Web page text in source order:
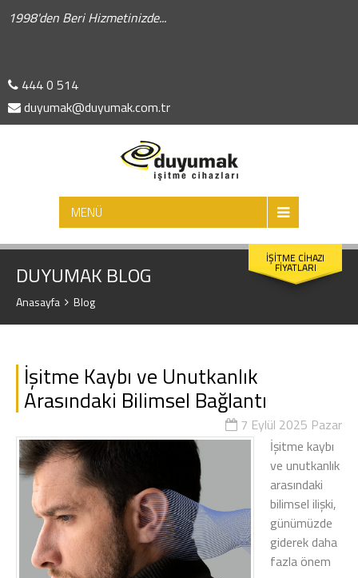
1998'den Beri Hizmetinizde...
444 0 514
duyumak@duyumak.com.tr
MENÜ
İŞİTME CİHAZI
FİYATLARI
DUYUMAK BLOG
Anasayfa Blog
İşitme Kaybı ve Unutkanlık
Arasındaki Bilimsel Bağlantı
7 Eylül 2025 Pazar
İşitme kaybı
ve unutkanlık
arasındaki
bilimsel ilişki,
günümüzde
giderek daha
fazla önem